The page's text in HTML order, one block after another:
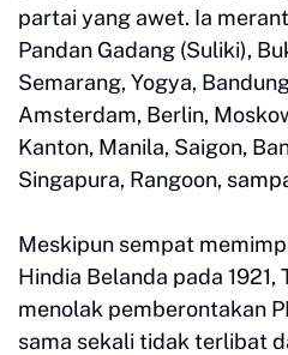
partai yang awet. Ia
Pandan Gadang (Suliki),
Semarang, Yogya,
Amsterdam, Berlin,
Kanton, Manila, Saigon,
Singapura, Rangoon,
Meskipun sempat
Hindia Belanda pada 1921,
menolak pemberontakan
sama sekali tidak terlibat